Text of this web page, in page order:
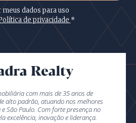
dados para uso
de privacidade *
com mais de 35 anos de
alto padrão, atuando nos melhores
São Paulo. Com forte presença no
excelência, inovação e liderança.